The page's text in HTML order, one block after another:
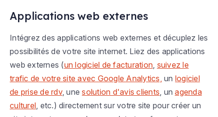
Applications web externes
Intégrez des applications web externes et décuplez les
possibilités de votre site internet. Liez des applications
web externes (un logiciel de facturation, suivez le
trafic de votre site avec Google Analytics, un logiciel
de prise de rdv, unesolution d'avis clients, unagenda
culturel, etc.) directement sur votre site pour créer un